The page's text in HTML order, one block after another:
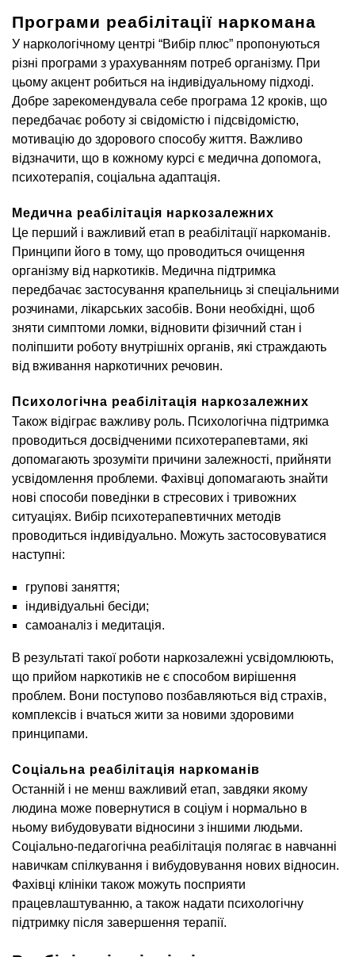
Програми реабілітації наркомана
У наркологічному центрі “Вибір плюс” пропонуються
різні програми з урахуванням потреб організму. При
цьому акцент робиться на індивідуальному підході.
Добре зарекомендувала себе програма 12 кроків, що
передбачає роботу зі свідомістю і підсвідомістю,
мотивацію до здорового способу життя. Важливо
відзначити, що в кожному курсі є медична допомога,
психотерапія, соціальна адаптація.
Медична реабілітація наркозалежних
Це перший і важливий етап в реабілітації наркоманів.
Принципи його в тому, що проводиться очищення
організму від наркотиків. Медична підтримка
передбачає застосування крапельниць зі спеціальними
розчинами, лікарських засобів. Вони необхідні, щоб
зняти симптоми ломки, відновити фізичний стан і
поліпшити роботу внутрішніх органів, які страждають
від вживання наркотичних речовин.
Психологічна реабілітація наркозалежних
Також відіграє важливу роль. Психологічна підтримка
проводиться досвідченими психотерапевтами, які
допомагають зрозуміти причини залежності, прийняти
усвідомлення проблеми. Фахівці допомагають знайти
нові способи поведінки в стресових і тривожних
ситуаціях. Вибір психотерапевтичних методів
проводиться індивідуально. Можуть застосовуватися
наступні:
групові заняття;
індивідуальні бесіди;
самоаналіз і медитація.
В результаті такої роботи наркозалежні усвідомлюють,
що прийом наркотиків не є способом вирішення
проблем. Вони поступово позбавляються від страхів,
комплексів і вчаться жити за новими здоровими
принципами.
Соціальна реабілітація наркоманів
Останній і не менш важливий етап, завдяки якому
людина може повернутися в соціум і нормально в
ньому вибудовувати відносини з іншими людьми.
Соціально-педагогічна реабілітація полягає в навчанні
навичкам спілкування і вибудовування нових відносин.
Фахівці клініки також можуть посприяти
працевлаштуванню, а також надати психологічну
підтримку після завершення терапії.